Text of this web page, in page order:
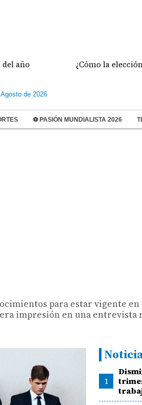
¿Cómo la elección del
de 2026
⚽ PASIÓN MUNDIALISTA 2026
para estar vigente
impresión en una
1